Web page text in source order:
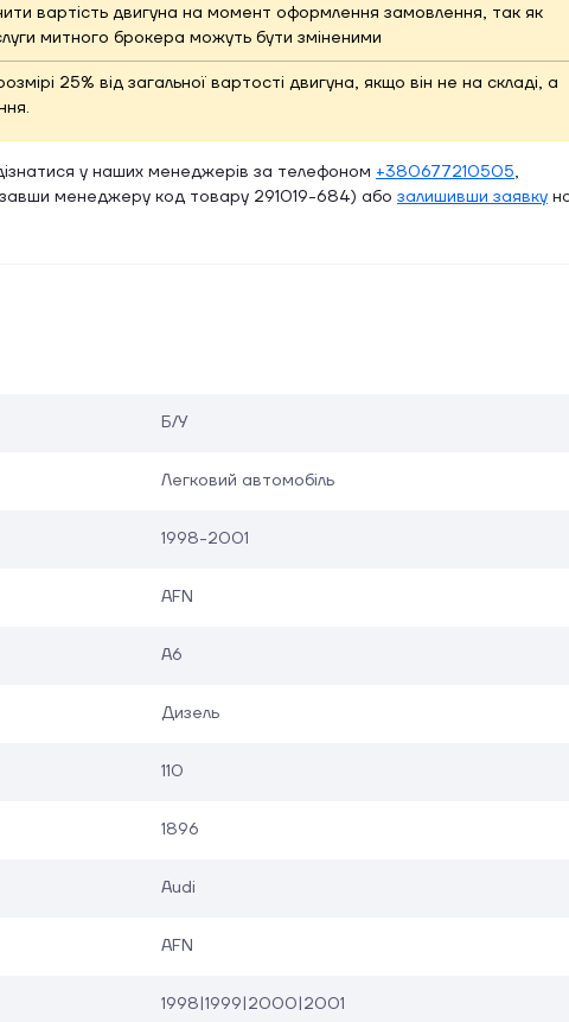
вартість двигуна на момент оформлення замовлення, так як
митного брокера можуть бути зміненими
25% від загальної вартості двигуна, якщо він не на складі, а
у наших менеджерів за телефоном +380677210505,
менеджеру код товару 291019-684) або залишивши заявку
Б/У
Легковий автомобіль
1998-2001
AFN
A6
Дизель
110
1896
Audi
AFN
1998|1999|2000|2001